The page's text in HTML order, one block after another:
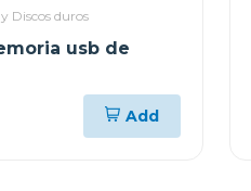
Discos duros
usb de
Add